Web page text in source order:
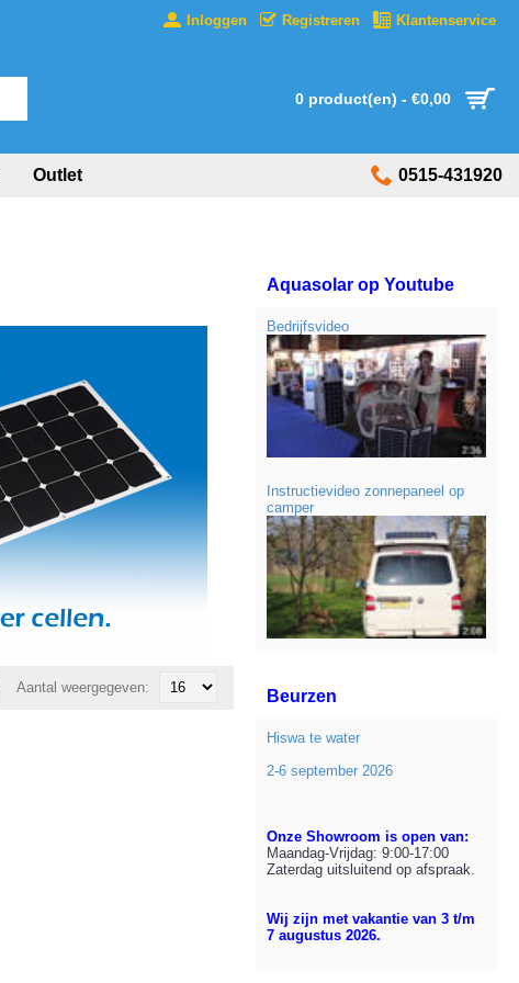
Inloggen Registreren Klantenservice
0 product(en) - €0,00
Outlet 0515-431920
Aquasolar op Youtube
Bedrijfsvideo
Instructievideo zonnepaneel op
camper
Beurzen
Hiswa te water
2-6 september 2026
Onze Showroom is open van:
Maandag-Vrijdag: 9:00-17:00
Zaterdag uitsluitend op afspraak.
Wij zijn met vakantie van 3 t/m
7 augustus 2026.
Aantal weergegeven: